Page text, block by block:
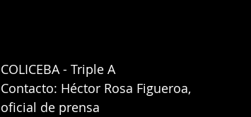
COLICEBA - Triple A
Contacto: Héctor Rosa Figueroa,
oficial de prensa